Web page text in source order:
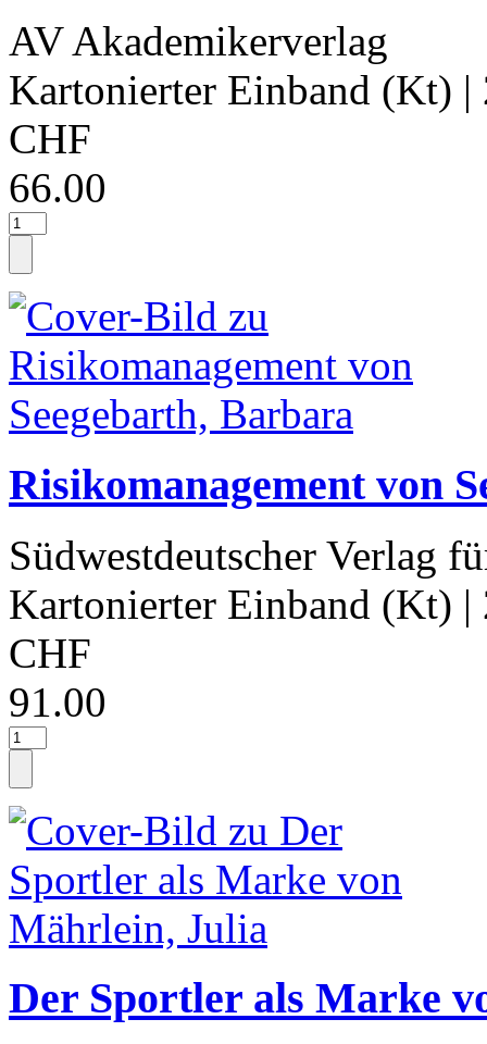
AV Akademikerverlag
Kartonierter Einband (Kt) |
CHF
66.00
Risikomanagement von
Südwestdeutscher Verlag
Kartonierter Einband (Kt) |
CHF
91.00
Der Sportler als Marke